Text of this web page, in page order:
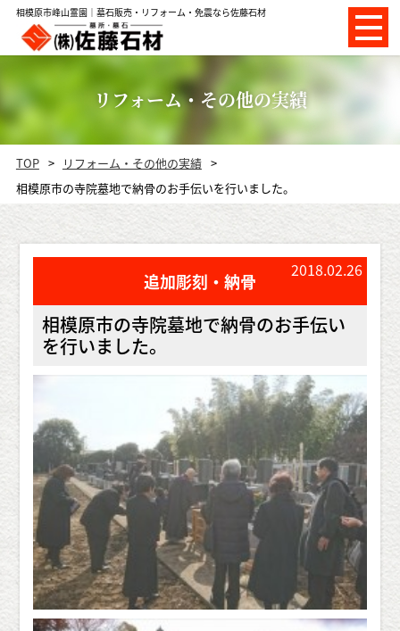
相模原市峰山霊園｜墓石販売・リフォーム・免震なら佐藤石材
リフォーム・その他の実績
TOP
リフォーム・その他の実績
相模原市の寺院墓地で納骨のお手伝いを行いました。
追加彫刻・納骨
相模原市の寺院墓地で納骨のお手伝い
を行いました。
2018.02.26